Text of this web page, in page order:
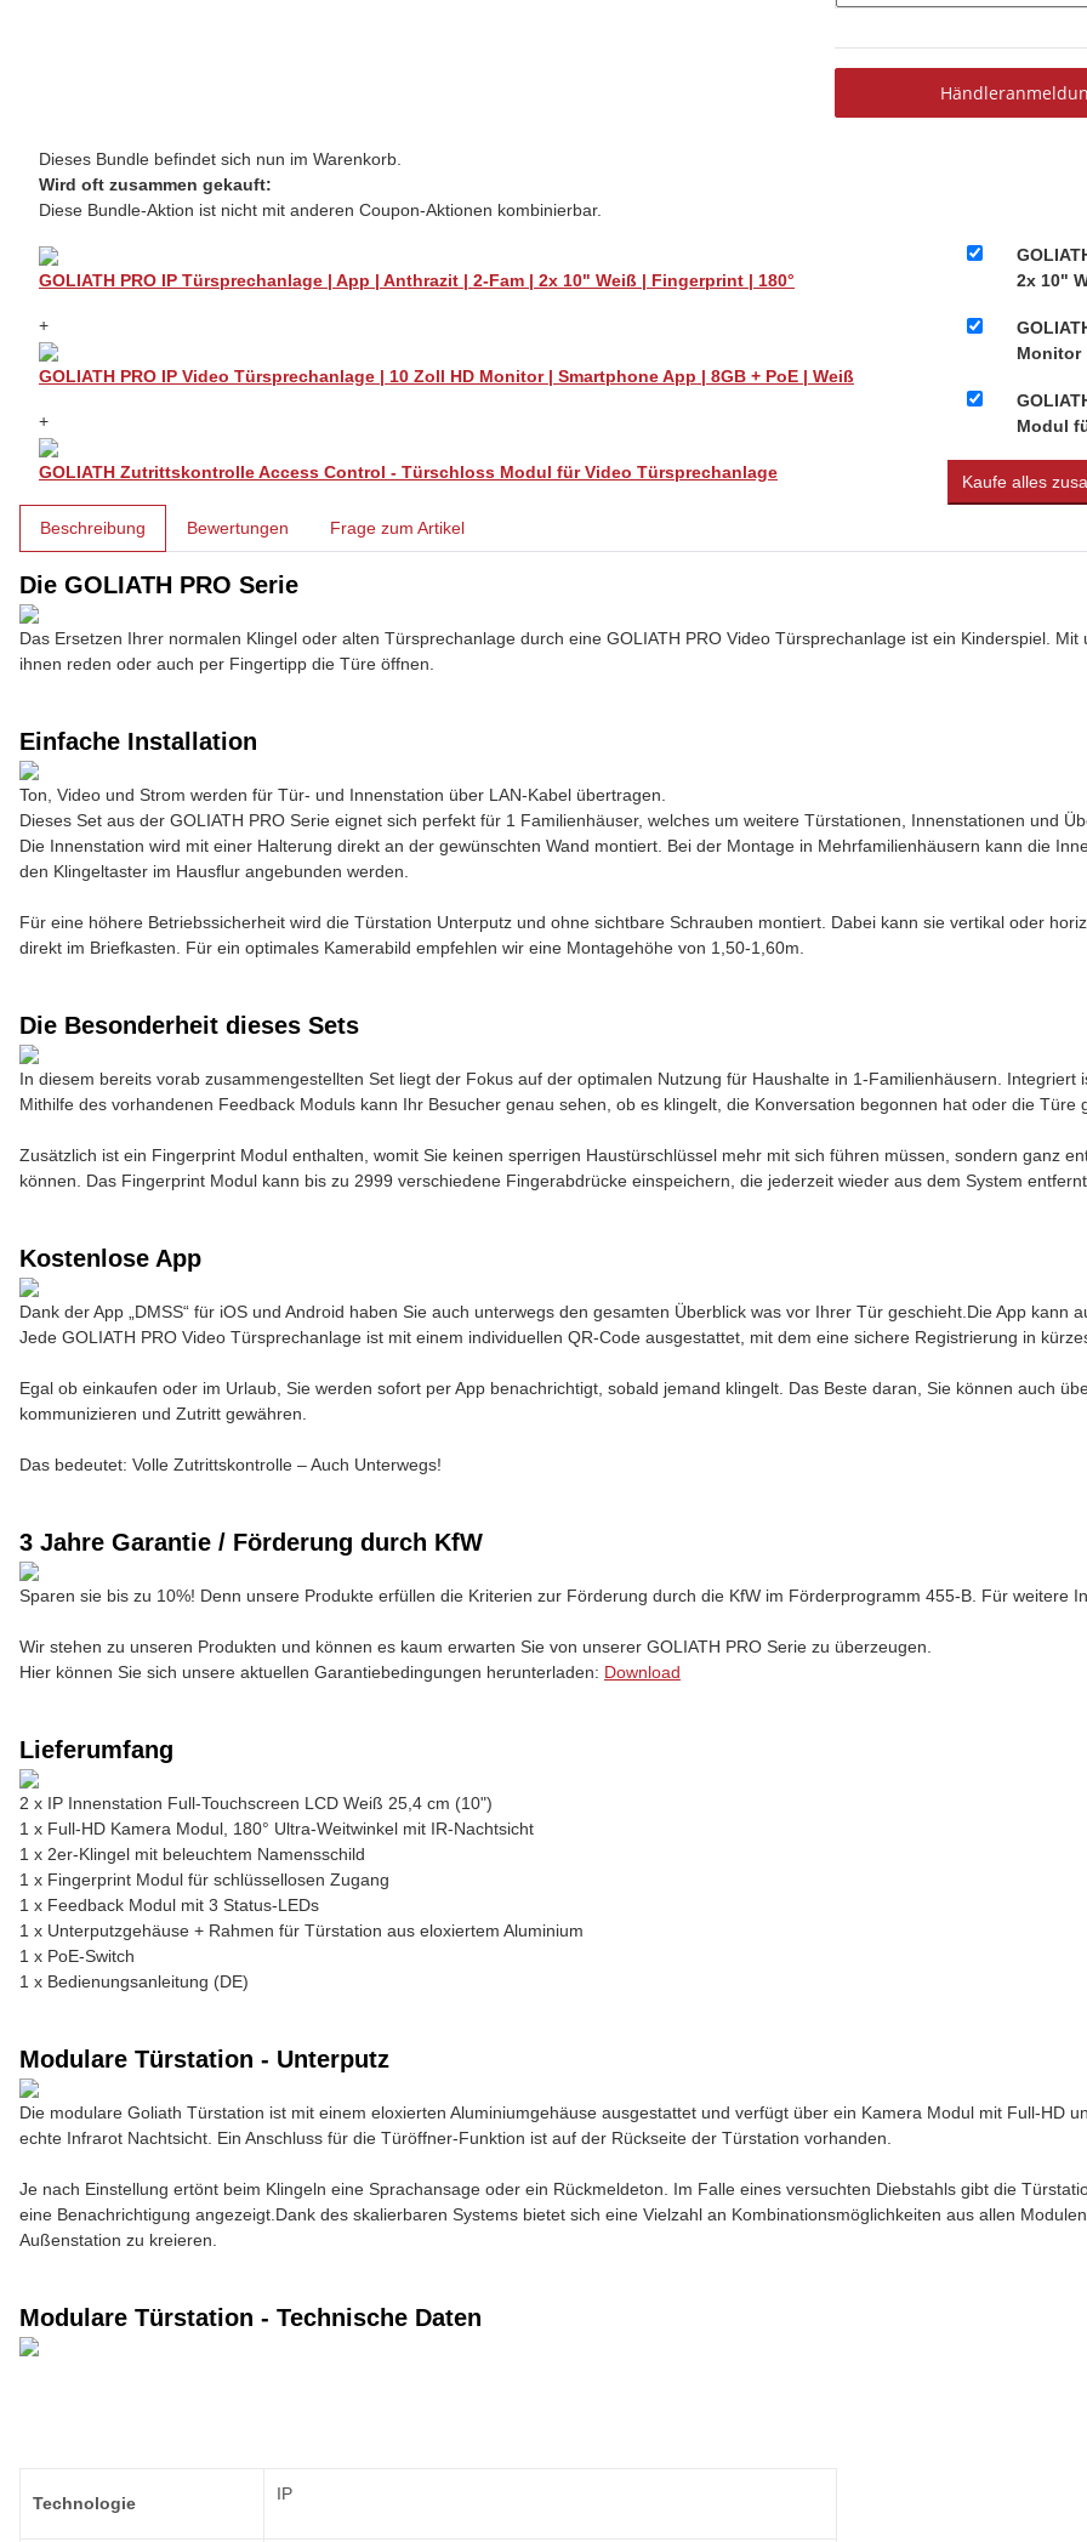
Dieses Bundle befindet sich nun im Warenkorb.
Wird oft zusammen gekauft:
Diese Bundle-Aktion ist nicht mit anderen Coupon-Aktionen kombinierbar.
GOLIATH PRO IP Türsprechanlage | App | Anthrazit | 2-Fam | 2x 10" Weiß | Fingerprint | 180°
+
GOLIATH PRO IP Video Türsprechanlage | 10 Zoll HD Monitor | Smartphone App | 8GB + PoE | Weiß
+
GOLIATH Zutrittskontrolle Access Control - Türschloss Modul für Video Türsprechanlage
2x 10"
Monitor
Modul
Kaufe alles
Beschreibung Bewertungen Frage zum Artikel
Die GOLIATH PRO Serie
Das Ersetzen Ihrer normalen Klingel oder alten Türsprechanlage durch eine GOLIATH PRO Video Türsprechanlage ist ein Kinderspiel.
ihnen reden oder auch per Fingertipp die Türe öffnen.
Einfache Installation
Ton, Video und Strom werden für Tür- und Innenstation über LAN-Kabel übertragen.
Dieses Set aus der GOLIATH PRO Serie eignet sich perfekt für 1 Familienhäuser, welches um weitere Türstationen, Innenstationen und
Die Innenstation wird mit einer Halterung direkt an der gewünschten Wand montiert. Bei der Montage in Mehrfamilienhäusern kann die
den Klingeltaster im Hausflur angebunden werden.
Für eine höhere Betriebssicherheit wird die Türstation Unterputz und ohne sichtbare Schrauben montiert. Dabei kann sie vertikal oder
direkt im Briefkasten. Für ein optimales Kamerabild empfehlen wir eine Montagehöhe von 1,50-1,60m.
Die Besonderheit dieses Sets
In diesem bereits vorab zusammengestellten Set liegt der Fokus auf der optimalen Nutzung für Haushalte in 1-Familienhäusern. Integriert
Mithilfe des vorhandenen Feedback Moduls kann Ihr Besucher genau sehen, ob es klingelt, die Konversation begonnen hat oder die Türe
Zusätzlich ist ein Fingerprint Modul enthalten, womit Sie keinen sperrigen Haustürschlüssel mehr mit sich führen müssen, sondern ganz
können. Das Fingerprint Modul kann bis zu 2999 verschiedene Fingerabdrücke einspeichern, die jederzeit wieder aus dem System
Kostenlose App
Dank der App „DMSS“ für iOS und Android haben Sie auch unterwegs den gesamten Überblick was vor Ihrer Tür geschieht.Die App kann
Jede GOLIATH PRO Video Türsprechanlage ist mit einem individuellen QR-Code ausgestattet, mit dem eine sichere Registrierung in
Egal ob einkaufen oder im Urlaub, Sie werden sofort per App benachrichtigt, sobald jemand klingelt. Das Beste daran, Sie können auch
kommunizieren und Zutritt gewähren.
Das bedeutet: Volle Zutrittskontrolle – Auch Unterwegs!
3 Jahre Garantie / Förderung durch KfW
Sparen sie bis zu 10%! Denn unsere Produkte erfüllen die Kriterien zur Förderung durch die KfW im Förderprogramm 455-B. Für weitere
Wir stehen zu unseren Produkten und können es kaum erwarten Sie von unserer GOLIATH PRO Serie zu überzeugen.
Hier können Sie sich unsere aktuellen Garantiebedingungen herunterladen: Download
Lieferumfang
2 x IP Innenstation Full-Touchscreen LCD Weiß 25,4 cm (10")
1 x Full-HD Kamera Modul, 180° Ultra-Weitwinkel mit IR-Nachtsicht
1 x 2er-Klingel mit beleuchtem Namensschild
1 x Fingerprint Modul für schlüssellosen Zugang
1 x Feedback Modul mit 3 Status-LEDs
1 x Unterputzgehäuse + Rahmen für Türstation aus eloxiertem Aluminium
1 x PoE-Switch
1 x Bedienungsanleitung (DE)
Modulare Türstation - Unterputz
Die modulare Goliath Türstation ist mit einem eloxierten Aluminiumgehäuse ausgestattet und verfügt über ein Kamera Modul mit Full-HD
echte Infrarot Nachtsicht. Ein Anschluss für die Türöffner-Funktion ist auf der Rückseite der Türstation vorhanden.
Je nach Einstellung ertönt beim Klingeln eine Sprachansage oder ein Rückmeldeton. Im Falle eines versuchten Diebstahls gibt die
eine Benachrichtigung angezeigt.Dank des skalierbaren Systems bietet sich eine Vielzahl an Kombinationsmöglichkeiten aus allen
Außenstation zu kreieren.
Modulare Türstation - Technische Daten
Technologie IP